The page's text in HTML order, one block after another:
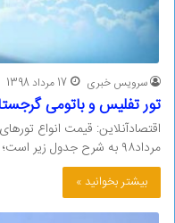
سرویس خبری 17 مرداد 1398
تور تفلیس و باتومی
اقتصادآنلاین: قیمت انواع
مرداد۹۸ به شرح جدول زیر است؛
بیشتر بخوانید »